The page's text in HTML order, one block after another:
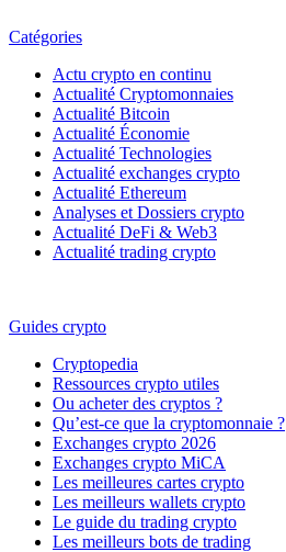
Catégories
Actu crypto en continu
Actualité Cryptomonnaies
Actualité Bitcoin
Actualité Économie
Actualité Technologies
Actualité exchanges crypto
Actualité Ethereum
Analyses et Dossiers crypto
Actualité DeFi & Web3
Actualité trading crypto
Guides crypto
Cryptopedia
Ressources crypto utiles
Ou acheter des cryptos ?
Qu’est-ce que la cryptomonnaie ?
Exchanges crypto 2026
Exchanges crypto MiCA
Les meilleures cartes crypto
Les meilleurs wallets crypto
Le guide du trading crypto
Les meilleurs bots de trading